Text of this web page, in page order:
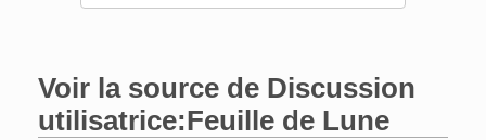
Voir la source de Discussion
utilisatrice:Feuille de Lune